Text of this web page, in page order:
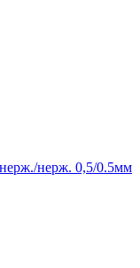
нерж. 0,5/0.5мм